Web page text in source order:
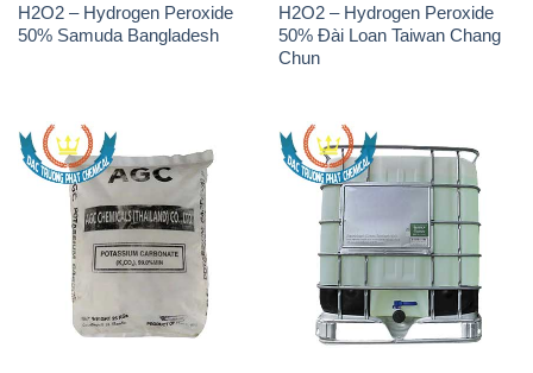
H2O2 – Hydrogen Peroxide
50% Samuda Bangladesh
H2O2 – Hydrogen Peroxide
50% Đài Loan Taiwan Chang
Chun